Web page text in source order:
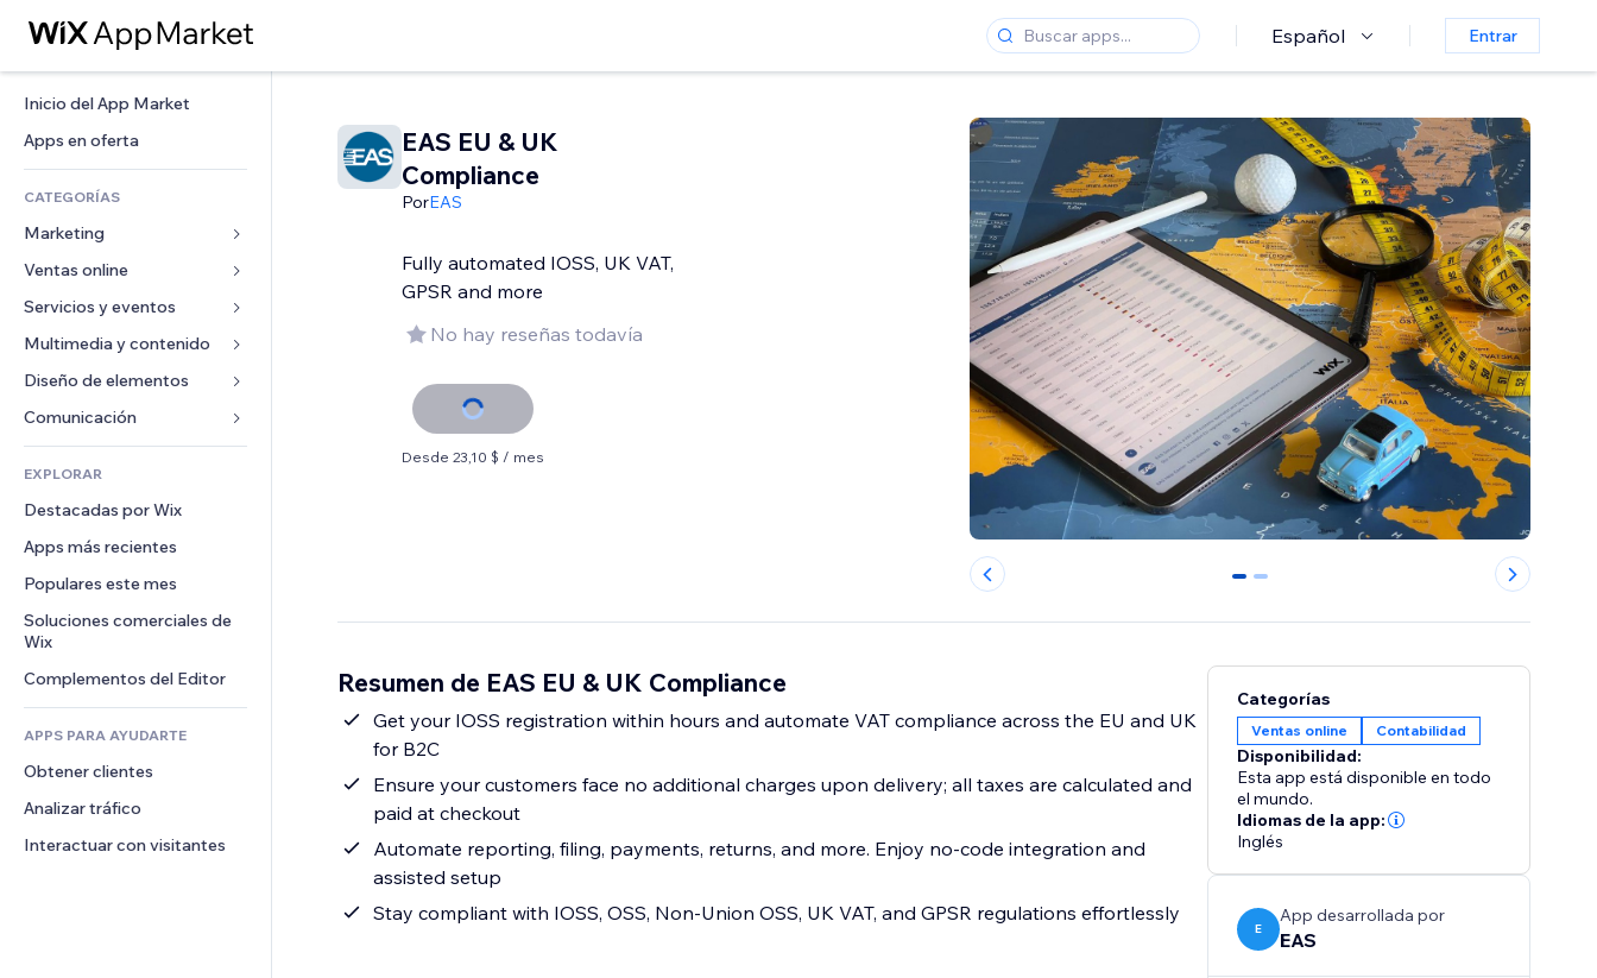
Español Entrar
Inicio del App Market
Apps en oferta
CATEGORÍAS
Marketing
Anuncios
Móvil
Analíticas
Anuncios del sitio
Email
Ventas online
Apps para tiendas
Envíos y entregas
Botones de venta
Contabilidad
Cupones y fidelización
Almacenamiento de mercancía
Crowdfunding
Alimentos y bebidas
Servicios y eventos
Hoteles
Eventos
Restaurantes
Inmobiliarias
Reservas
Multimedia y contenido
Galerías
Música
Pódcast
Fotografía
Video
PDF
Compartir archivos
Noticias
Servicios de contenido
Efectos de texto
Diseño de elementos
Mapas y navegación
Privacidad y seguridad
Reloj
Plantillas para páginas
Efectos de imágenes
Botones y menús
Banners e insignias
Calculadoras
Buscar
Formularios
Encuestas
Chat
Comentarios
Teléfono
Comunidad
Reseñas y testimonios
EXPLORAR
Destacadas por Wix
Apps más recientes
Populares este mes
Soluciones comerciales de
Wix
Complementos del Editor
APPS PARA AYUDARTE
Obtener clientes
Analizar tráfico
Interactuar con visitantes
EAS EU & UK
Compliance
PorEAS
Fully automated IOSS, UK VAT,
GPSR and more
No hay reseñas todavía
Desde 23,10 $ / mes
0 1
Resumen de EAS EU & UK Compliance
Get your IOSS registration within hours and automate VAT compliance across the EU and UK
for B2C
Ensure your customers face no additional charges upon delivery; all taxes are calculated and
paid at checkout
Automate reporting, filing, payments, returns, and more. Enjoy no-code integration and
assisted setup
Stay compliant with IOSS, OSS, Non-Union OSS, UK VAT, and GPSR regulations effortlessly
Categorías
Ventas online Contabilidad
Disponibilidad:
Esta app está disponible en todo
el mundo.
Idiomas de la app:
Inglés
E
App desarrollada por
EAS